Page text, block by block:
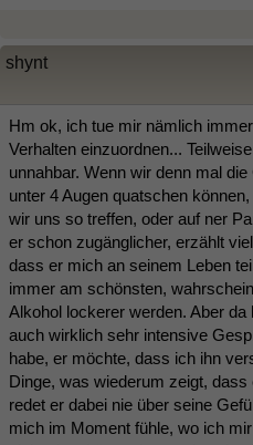
shynt
Hm ok, ich tue mir nämlich
Verhalten einzuordnen...
unnahbar. Wenn wir denn mal
unter 4 Augen quatschen
wir uns so treffen, oder auf ner
er schon zugänglicher, erzählt
dass er mich an seinem Leben
immer am schönsten,
Alkohol lockerer werden. Aber
auch wirklich sehr intensive
habe, er möchte, dass ich ihn
Dinge, was wiederum zeigt, dass
redet er dabei nie über seine
mich im Moment fühle, wo ich